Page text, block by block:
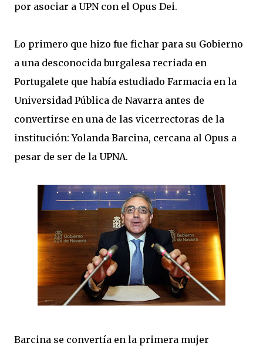
por asociar a UPN con el Opus Dei.
Lo primero que hizo fue fichar para su Gobierno
a una desconocida burgalesa recriada en
Portugalete que había estudiado Farmacia en la
Universidad Pública de Navarra antes de
convertirse en una de las vicerrectoras de la
institución: Yolanda Barcina, cercana al Opus a
pesar de ser de la UPNA.
Barcina se convertía en la primera mujer